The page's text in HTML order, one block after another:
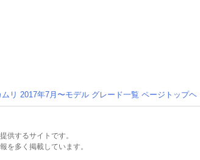
ムリ 2017年7月〜モデル グレード一覧 ページトップヘ
供するサイトです。
を多く掲載しています。